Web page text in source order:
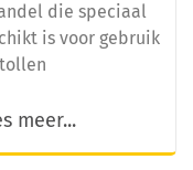
die speciaal
is voor gebruik
meer...